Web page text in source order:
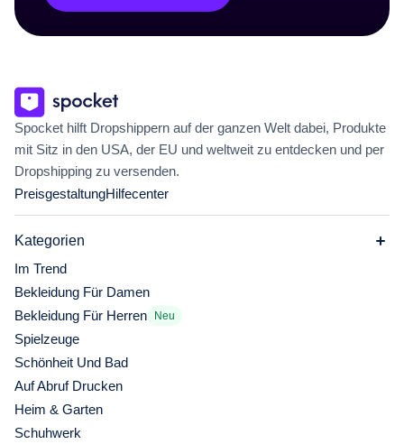
Spocket hilft Dropshippern auf der ganzen Welt dabei, Produkte
mit Sitz in den USA, der EU und weltweit zu entdecken und per
Dropshipping zu versenden.
PreisgestaltungHilfecenter
Kategorien
Im Trend
Bekleidung Für Damen
Bekleidung Für Herren
Neu
Spielzeuge
Schönheit Und Bad
Auf Abruf Drucken
Heim & Garten
Schuhwerk